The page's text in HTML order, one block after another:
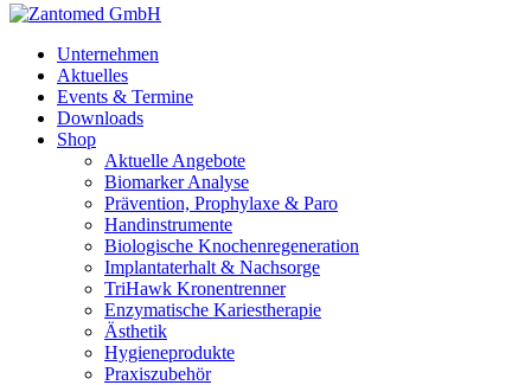
Unternehmen
Aktuelles
Events & Termine
Downloads
Shop
Aktuelle Angebote
Biomarker Analyse
Prävention, Prophylaxe & Paro
Handinstrumente
Biologische Knochenregeneration
Implantaterhalt & Nachsorge
TriHawk Kronentrenner
Enzymatische Kariestherapie
Ästhetik
Hygieneprodukte
Praxiszubehör